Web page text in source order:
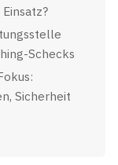
Schecks
Sicherheit